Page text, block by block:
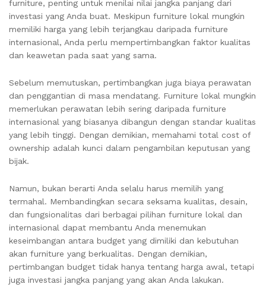
furniture, penting untuk menilai nilai jangka panjang dari
investasi yang Anda buat. Meskipun furniture lokal mungkin
memiliki harga yang lebih terjangkau daripada furniture
internasional, Anda perlu mempertimbangkan faktor kualitas
dan keawetan pada saat yang sama.
Sebelum memutuskan, pertimbangkan juga biaya perawatan
dan penggantian di masa mendatang. Furniture lokal mungkin
memerlukan perawatan lebih sering daripada furniture
internasional yang biasanya dibangun dengan standar kualitas
yang lebih tinggi. Dengan demikian, memahami total cost of
ownership adalah kunci dalam pengambilan keputusan yang
bijak.
Namun, bukan berarti Anda selalu harus memilih yang
termahal. Membandingkan secara seksama kualitas, desain,
dan fungsionalitas dari berbagai pilihan furniture lokal dan
internasional dapat membantu Anda menemukan
keseimbangan antara budget yang dimiliki dan kebutuhan
akan furniture yang berkualitas. Dengan demikian,
pertimbangan budget tidak hanya tentang harga awal, tetapi
juga investasi jangka panjang yang akan Anda lakukan.